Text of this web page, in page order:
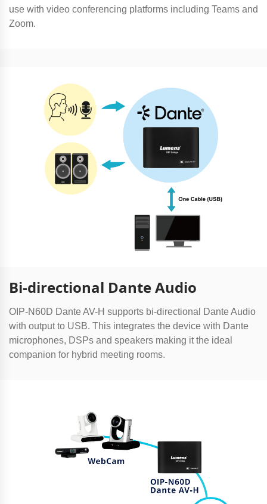
use with video conferencing platforms including Teams and
Zoom.
Bi-directional Dante Audio
OIP-N60D Dante AV-H supports bi-directional Dante Audio
with output to USB. This integrates the device with Dante
microphones, DSPs and speakers making it the ideal
companion for hybrid meeting rooms.